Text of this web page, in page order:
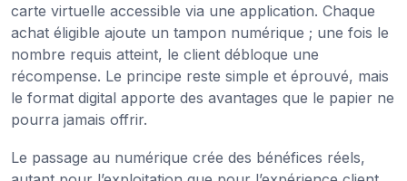
carte virtuelle accessible via une application. Chaque
achat éligible ajoute un tampon numérique ; une fois le
nombre requis atteint, le client débloque une
récompense. Le principe reste simple et éprouvé, mais
le format digital apporte des avantages que le papier ne
pourra jamais offrir.
Le passage au numérique crée des bénéfices réels,